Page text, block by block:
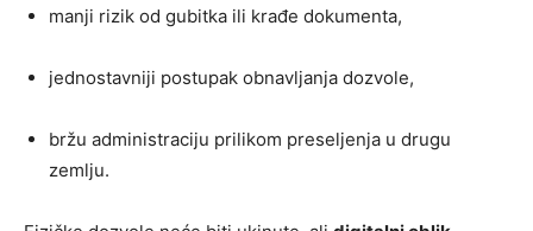
manji rizik od gubitka ili krađe dokumenta,
jednostavniji postupak obnavljanja dozvole,
bržu administraciju prilikom preseljenja u drugu
zemlju.